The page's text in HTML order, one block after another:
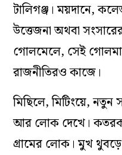
টালিগঞ্জ। ময়দানে,
উত্তেজনা অথবা
গোলমেলে, সেই
রাজনীতিরও কাজে।
মিছিলে, মিটিংয়ে, নতুন
আর লোক দেখে।
গ্রামের লোক। মুখ